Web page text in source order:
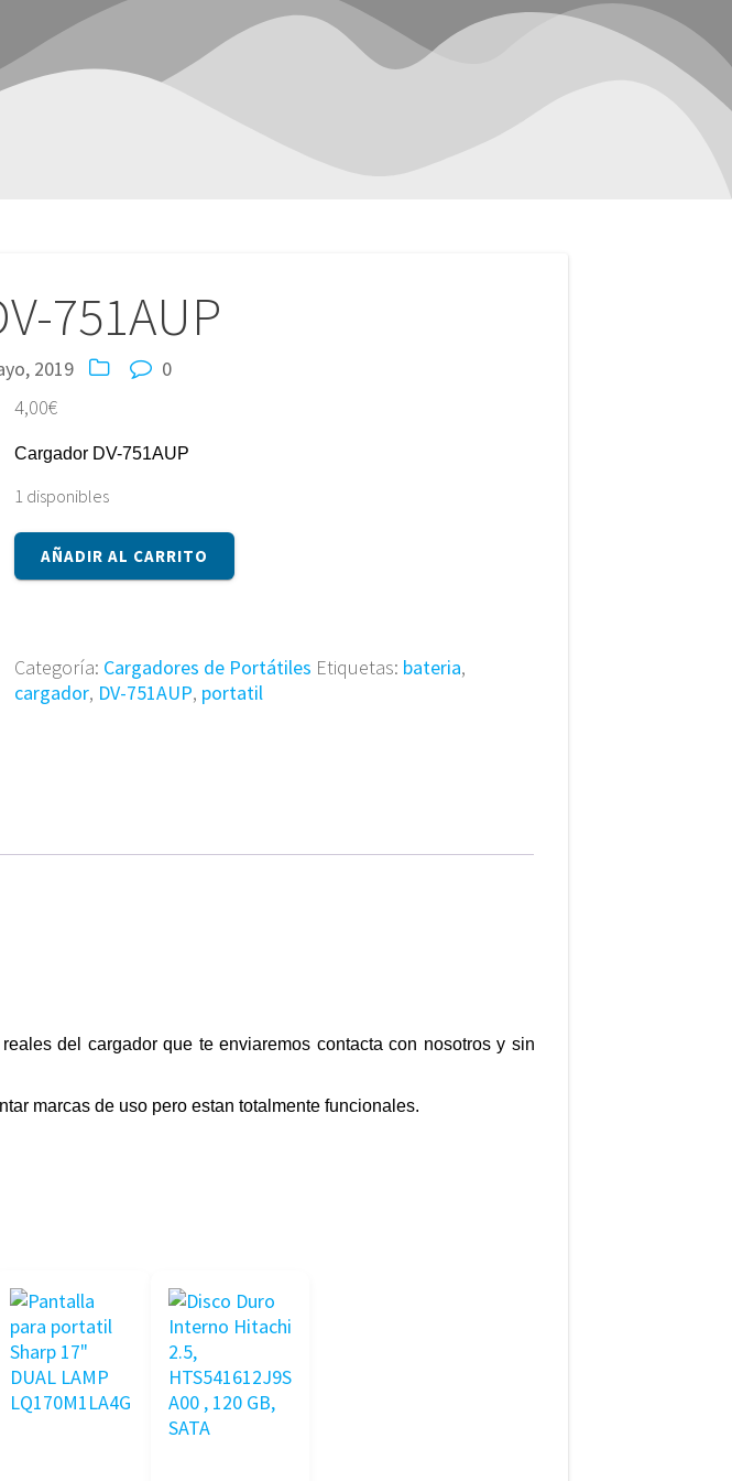
751AUP
2019
0
4,00€
Cargador DV-751AUP
1 disponibles
Cargador
DV-
AÑADIR AL CARRITO
Categoría: Cargadores de Portátiles Etiquetas: bateria,
cargador, DV-751AUP, portatil
del cargador que te enviaremos contacta con nosotros y sin
marcas de uso pero estan totalmente funcionales.